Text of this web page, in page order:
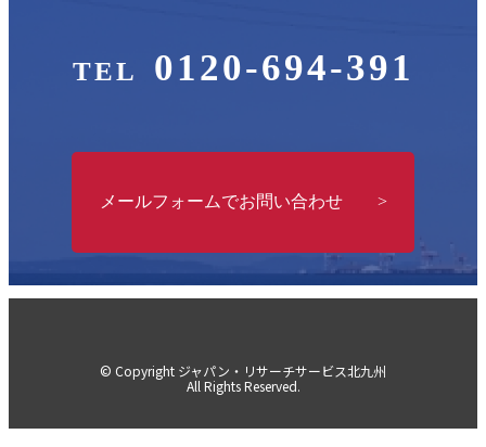
TEL 0120-694-391
メールフォームでお問い合わせ >
© Copyright ジャパン・リサーチサービス北九州
All Rights Reserved.